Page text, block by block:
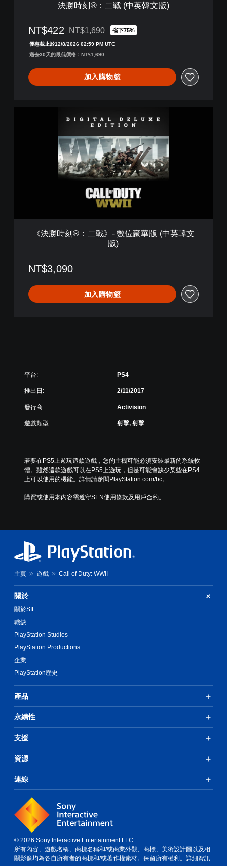
決勝時刻®：二戰 (中英韓文版)
NT$422 折扣前原價為NT$1,690
NT$1,690 省下75%
優惠截止於12/8/2026 02:59 PM UTC
過去30天的最低價格：NT$1,690
加入購物籃
數
《決勝時刻®：二戰》- 數位豪華版 (中英韓文
版)
NT$3,090
加入購物籃
平台: PS4
推出日: 2/11/2017
發行商: Activision
遊戲類型: 射擊, 射擊
若要在PS5上遊玩這款遊戲，您的主機可能必須安裝最新的系統軟
體。雖然這款遊戲可以在PS5上遊玩，但是可能會缺少某些在PS4
上可以使用的機能。詳情請參閱PlayStation.com/bc。
購買或使用本內容需遵守SEN使用條款及用戶合約。
主頁 遊戲 Call of Duty: WWII
關於
關於SIE
職缺
PlayStation Studios
PlayStation Productions
企業
PlayStation歷史
產品
永續性
支援
資源
連線
© 2026 Sony Interactive Entertainment LLC
所有內容、遊戲名稱、商標名稱和/或商業外觀、商標、美術設計圖以及相
關影像均為各自所有者的商標和/或著作權素材。保留所有權利。 詳細資訊